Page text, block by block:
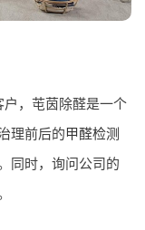
，芚茵除醛是一个
理前后的甲醛检测
同时，询问公司的